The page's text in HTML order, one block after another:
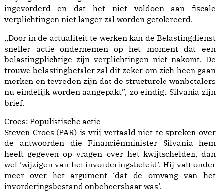
ingevorderd en dat het niet voldoen aan fiscale
verplichtingen niet langer zal worden getolereerd.
,,Door in de actualiteit te werken kan de Belastingdienst
sneller actie ondernemen op het moment dat een
belastingplichtige zijn verplichtingen niet nakomt. De
trouwe belastingbetaler zal dit zeker om zich heen gaan
merken en tevreden zijn dat de structurele wanbetalers
nu eindelijk worden aangepakt”, zo eindigt Silvania zijn
brief.
Croes: Populistische actie
Steven Croes (PAR) is vrij vertaald niet te spreken over
de antwoorden die Financiënminister Silvania hem
heeft gegeven op vragen over het kwijtschelden, dan
wel ‘wijzigen van het invorderingsbeleid’. Hij valt onder
meer over het argument ‘dat de omvang van het
invorderingsbestand onbeheersbaar was’.